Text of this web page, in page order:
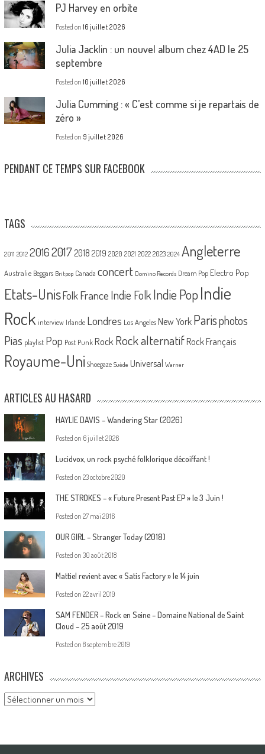
PJ Harvey en orbite
Posted on 16 juillet 2026
Julia Jacklin : un nouvel album chez 4AD le 25
septembre
Posted on 10 juillet 2026
Julia Cumming : « C’est comme si je repartais de
zéro »
Posted on 9 juillet 2026
PENDANT CE TEMPS SUR FACEBOOK
TAGS
2011 2012 20162017 2018 2019 2020 2021 2022 2023 2024 Angleterre
Australie Beggars Britpop Canada concert Domino Records Dream Pop Electro Pop
Etats-UnisFolk France Indie Folk Indie PopIndie
Rock interview Irlande Londres Los Angeles New York Parisphotos
Pias playlist Pop Post Punk Rock Rock alternatif Rock Français
Royaume-Uni Shoegaze Suède Universal Warner
ARTICLES AU HASARD
HAYLIE DAVIS – Wandering Star (2026)
Posted on 6 juillet 2026
Lucidvox, un rock psyché folklorique décoiffant !
Posted on 23 octobre 2020
THE STROKES – « Future Present Past EP » le 3 Juin !
Posted on 27 mai 2016
OUR GIRL – Stranger Today (2018)
Posted on 30 août 2018
Mattiel revient avec « Satis Factory » le 14 juin
Posted on 22 avril 2019
SAM FENDER – Rock en Seine – Domaine National de Saint
Cloud – 25 août 2019
Posted on 8 septembre 2019
ARCHIVES
Archives